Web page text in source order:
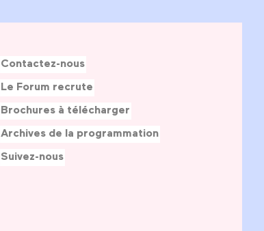
Contactez-nous
Le Forum recrute
Brochures à télécharger
Archives de la programmation
Suivez-nous